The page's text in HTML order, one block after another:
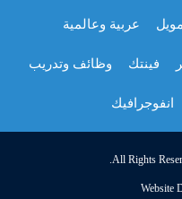
عربية وعالمية
فينتك وظائف وتدريب
انفوجرافيك
Website